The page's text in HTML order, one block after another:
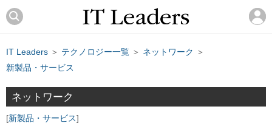
IT Leaders ＞ テクノロジー一覧 ＞ ネットワーク ＞
新製品・サービス
ネットワーク
新製品・サービス